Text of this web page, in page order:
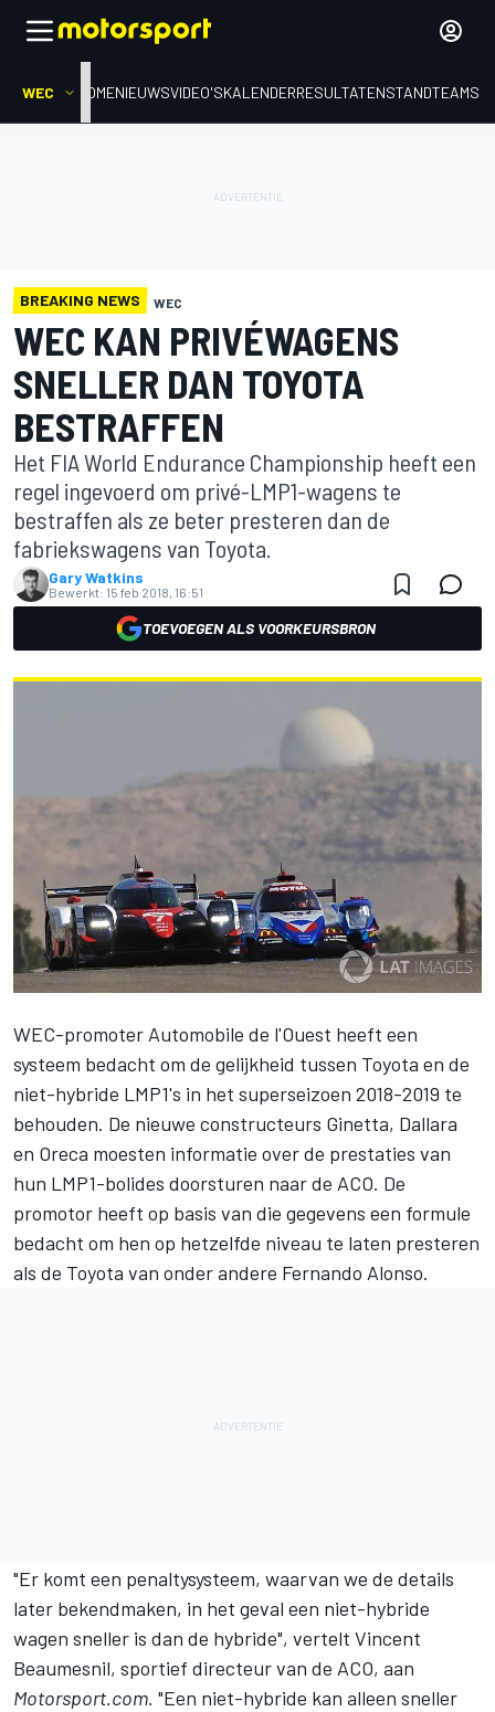
WEC HOMENIEUWSVIDEO'SKALENDERRESULTATENSTANDTEAMS
BREAKING NEWS WEC
WEC KAN PRIVÉWAGENS
SNELLER DAN TOYOTA
BESTRAFFEN
Het FIA World Endurance Championship heeft een
regel ingevoerd om privé-LMP1-wagens te
bestraffen als ze beter presteren dan de
fabriekswagens van Toyota.
Gary Watkins
Bewerkt: 15 feb 2018, 16:51
TOEVOEGEN ALS VOORKEURSBRON
WEC-promoter Automobile de l'Ouest heeft een
systeem bedacht om de gelijkheid tussen Toyota en de
niet-hybride LMP1's in het superseizoen 2018-2019 te
behouden. De nieuwe constructeurs Ginetta, Dallara
en Oreca moesten informatie over de prestaties van
hun LMP1-bolides doorsturen naar de ACO. De
promotor heeft op basis van die gegevens een formule
bedacht om hen op hetzelfde niveau te laten presteren
als de Toyota van onder andere Fernando Alonso.
"Er komt een penaltysysteem, waarvan we de details
later bekendmaken, in het geval een niet-hybride
wagen sneller is dan de hybride", vertelt Vincent
Beaumesnil, sportief directeur van de ACO, aan
Motorsport.com. "Een niet-hybride kan alleen sneller